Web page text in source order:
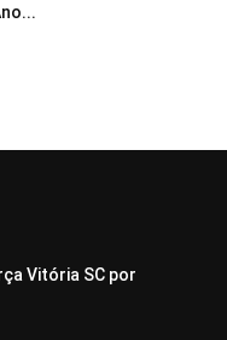
Vitória SC por